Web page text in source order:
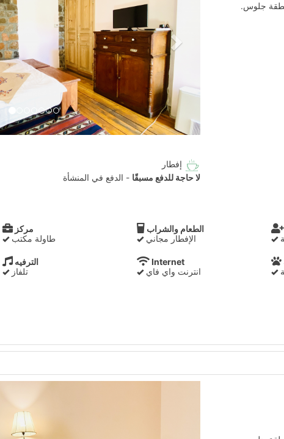
جلوس.
إفطار
لا حاجة للدفع مسبقًا - الدفع في المنشأة
مركز
طاولة مكتب
الطعام والشراب
الإفطار مجاني
الترفيه
تلفاز
Internet
انترنت واي فاي
Next